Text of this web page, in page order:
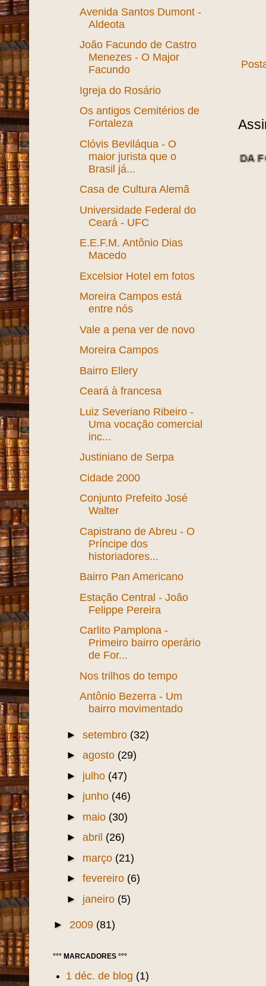
NOTÍCIAS DA FORTALEZA
Avenida Santos Dumont -
Aldeota
João Facundo de Castro
Menezes - O Major
Facundo
Igreja do Rosário
Os antigos Cemitérios de
Fortaleza
Clóvis Beviláqua - O
maior jurista que o
Brasil já...
Casa de Cultura Alemã
Universidade Federal do
Ceará - UFC
E.E.F.M. Antônio Dias
Macedo
Excelsior Hotel em fotos
Moreira Campos está
entre nós
Vale a pena ver de novo
Moreira Campos
Bairro Ellery
Ceará à francesa
Luiz Severiano Ribeiro -
Uma vocação comercial
inc...
Justiniano de Serpa
Cidade 2000
Conjunto Prefeito José
Walter
Capistrano de Abreu - O
Príncipe dos
historiadores...
Bairro Pan Americano
Estação Central - João
Felippe Pereira
Carlito Pamplona -
Primeiro bairro operário
de For...
Nos trilhos do tempo
Antônio Bezerra - Um
bairro movimentado
► setembro (32)
► agosto (29)
► julho (47)
► junho (46)
► maio (30)
► abril (26)
► março (21)
► fevereiro (6)
► janeiro (5)
► 2009 (81)
°°° MARCADORES °°°
1 déc. de blog (1)